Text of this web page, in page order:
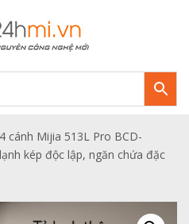
cánh Mijia 513L Pro BCD-
kép độc lập, ngăn chứa đặc